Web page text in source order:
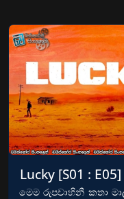
Lucky [S01 :
මෙම රුපවාහිනී කතා